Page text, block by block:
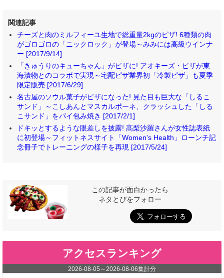
関連記事
チーズと肉のミルフィーユ生地で総重量2kgのピザ! 6種類の肉
がゴロゴロの「ニックロック」が登場～みみには高級ウインナ
ー [2017/9/14]
「きゅうりのキューちゃん」がピザに! アオキーズ・ピザが東
海漬物とのコラボで実現～宅配ピザ業界初「冷製ピザ」も夏季
限定販売 [2017/6/29]
名古屋のソウル菓子がピザになった! 見た目も巨大な「しるこ
サンド」～こしあんとマスカルポーネ、クラッシュした「しる
こサンド」をパイ包み焼き [2017/2/1]
ドキッとするような眼差しを披露! 髙梨沙羅さんが女性誌表紙
に初登場～フィットネスサイト「Women's Health」ローンチ記
念冊子でトレーニングの様子を再現 [2017/5/24]
この記事が面白かったら
ネタとぴをフォロー
アクセスランキング
2026-08-05 ～ 2026-08-06集計分